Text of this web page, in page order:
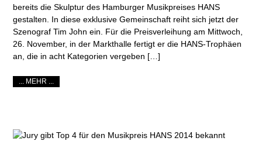
bereits die Skulptur des Hamburger Musikpreises HANS
gestalten. In diese exklusive Gemeinschaft reiht sich jetzt der
Szenograf Tim John ein. Für die Preisverleihung am Mittwoch,
26. November, in der Markthalle fertigt er die HANS-Trophäen
an, die in acht Kategorien vergeben […]
... MEHR ...